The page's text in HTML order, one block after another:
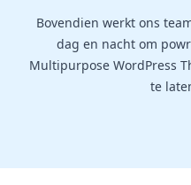
Bovendien werkt ons
dag en nacht om
Multipurpose WordPress
te